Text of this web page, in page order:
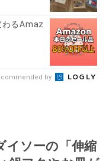
わるAmaz
by
イソーの「伸縮